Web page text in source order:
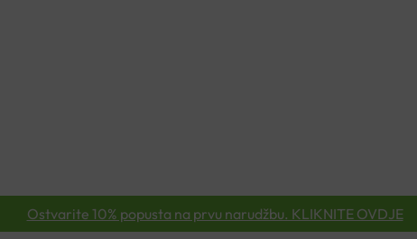
Ostvarite 10% popusta na prvu narudžbu. KLIKNITE OVDJE